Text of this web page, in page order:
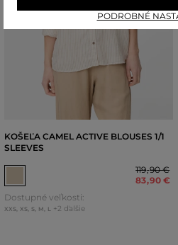
KOŠEĽA CAMEL ACTIVE BLOUSES 1/1
SLEEVES
119,90 €
83,90 €
Dostupné veľkosti:
XXS XS S M L +2 ďalšie
PODROBNÉ